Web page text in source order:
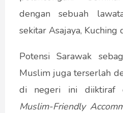
dengan sebuah
sekitar Asajaya, Kuching
Potensi Sarawak
Muslim juga terserlah
di negeri ini diiktiraf
Muslim-Friendly